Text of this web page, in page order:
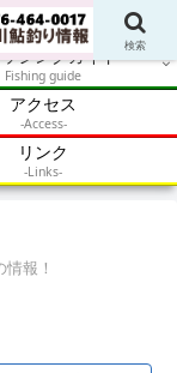
るメディア
シングガイド
Fishing guide
アクセス
-Access-
リンク
-Links-
報！
検索